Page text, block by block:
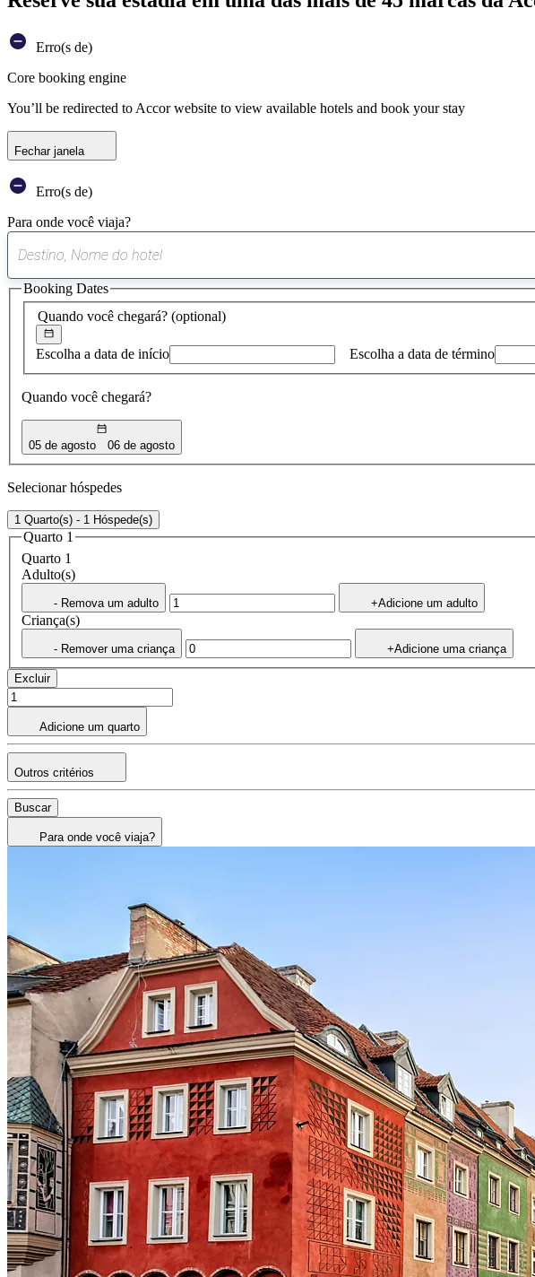
Erro(s de)
Core booking engine
You’ll be redirected to Accor website to view available hotels and book your stay
Fechar janela
Erro(s de)
Para onde você viaja?
Quando você chegará? (optional)
Escolha a data de início Escolha a data de término
Quando você chegará?
05 de agosto 06 de agosto
Booking Dates
Selecionar hóspedes
1 Quarto(s) - 1 Hóspede(s)
Quarto 1
Quarto 1
Adulto(s)
- Remova um adulto +Adicione um adulto
Criança(s)
- Remover uma criança +Adicione uma criança
Excluir
Adicione um quarto
Outros critérios
Buscar
Para onde você viaja?